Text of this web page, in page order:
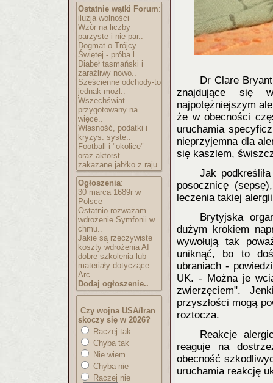
Ostatnie wątki Forum:
iluzja wolności
Wzór na liczby
parzyste i nie par..
Dogmat o Trójcy
Świętej - próba l..
Diabeł tasmański i
zaraźliwy nowo..
Sześcienne odchody-to
jednak możl..
Wszechświat
przygotowany na
więce..
Własność, podatki i
kryzys: syste..
Football i "okolice"
oraz aktorst..
zakazane jabłko z raju
Ogłoszenia:
30 marca 1689r w
Polsce
Ostatnio rozważam
wdrożenie Symfonii w
chmu..
Jakie są rzeczywiste
koszty wdrożenia AI
dobre szkolenia lub
materiały dotyczące
Arc..
Dodaj ogłoszenie..
Czy wojna USA/Iran
skoczy się w 2026?
Raczej tak
Chyba tak
Nie wiem
Chyba nie
Raczej nie
Dr Clare
znajdujące się
najpotężniejszym
że w obecności
uruchamia
nieprzyjemna dla
się kaszlem,
Jak
posocznicę
leczenia takiej
Brytyjska
dużym krokiem
wywołują tak
uniknąć, bo to
ubraniach -
UK. - Można je
zwierzęciem".
przyszłości mogą
roztocza.
Reakcje
reaguje na
obecność
uruchamia reakcję